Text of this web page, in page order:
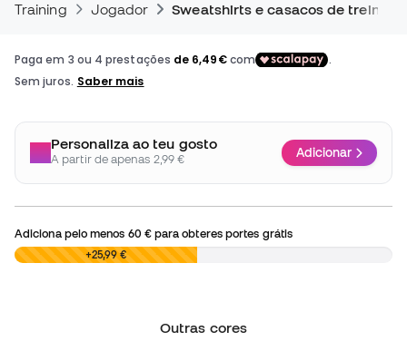
Training Jogador Sweatshirts e casacos de treino
Personaliza ao teu gosto
A partir de apenas 2,99 € Adicionar
Adiciona pelo menos 60 €para obteres portes grátis
0,00 € +25,99 €
Outras cores